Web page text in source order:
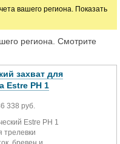
вашего региона. Показать
региона. Смотрите
захват для
Estre PH 1
338 руб.
Estre PH 1
трелевки